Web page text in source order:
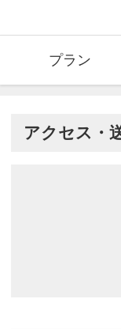
プラン
アクセス・